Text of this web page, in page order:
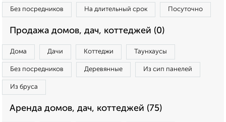
Без посредников На длительный срок Посуточно
Продажа домов, дач, коттеджей (0)
Дома Дачи Коттеджи Таунхаусы
Без посредников Деревянные Из сип панелей
Из бруса
Аренда домов, дач, коттеджей (75)